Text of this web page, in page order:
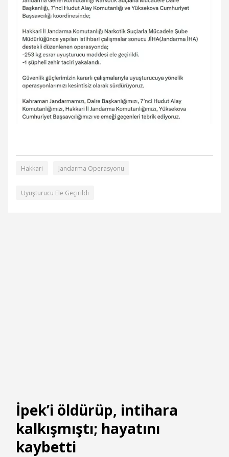
Hakkari Jandarma Operasyonu
Uyuşturucu Ele Geçirildi
İpek’i öldürüp, intihara
kalkışmıştı; hayatını
kaybetti